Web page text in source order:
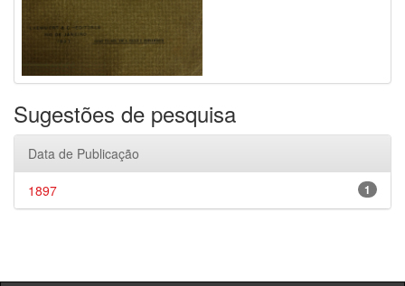
Sugestões de pesquisa
Data de Publicação
1
1897